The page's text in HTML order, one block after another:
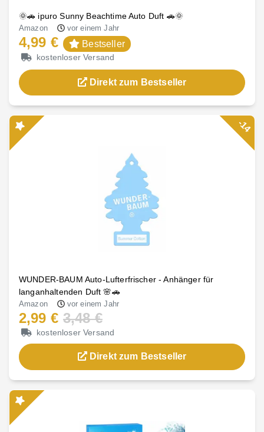
🌞🚗 ipuro Sunny Beachtime Auto Duft 🚗🌞
Amazon vor einem Jahr
4,99 € Bestseller
kostenloser Versand
Direkt zum Bestseller
WUNDER-BAUM Auto-Lufterfrischer - Anhänger für
langanhaltenden Duft 🌸🚗
Amazon vor einem Jahr
2,99 € 3,48 €
kostenloser Versand
Direkt zum Bestseller
-14